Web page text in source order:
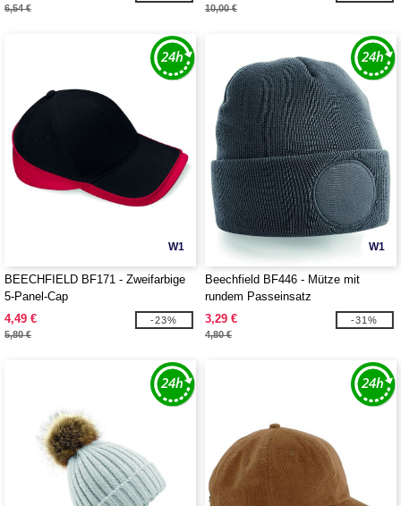
6,54 € 10,00 €
W1
BEECHFIELD BF171 - Zweifarbige
5-Panel-Cap
4,49 €
5,80 €
-23%
W1
Beechfield BF446 - Mütze mit
rundem Passeinsatz
3,29 €
4,80 €
-31%